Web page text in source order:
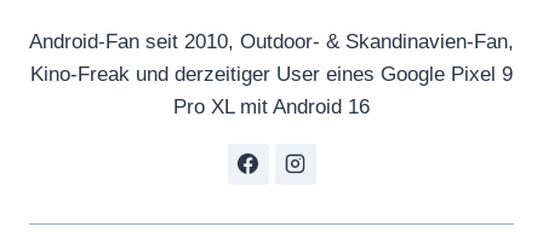
Android-Fan seit 2010, Outdoor- & Skandinavien-Fan,
Kino-Freak und derzeitiger User eines Google Pixel 9
Pro XL mit Android 16